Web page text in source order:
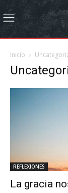
Inicio
REFLEXIONES
La gracia